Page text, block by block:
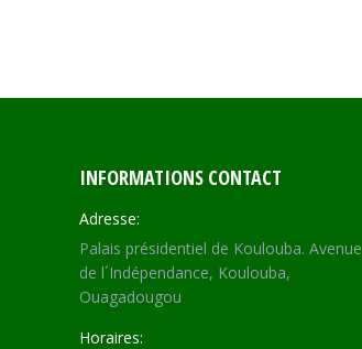
INFORMATIONS CONTACT
Adresse:
Palais présidentiel de Koulouba. Avenue
de l´Indépendance, Koulouba,
Ouagadougou
Horaires: